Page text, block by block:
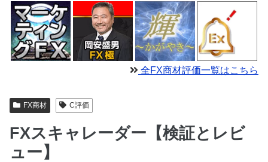
全FX商材評価一覧はこちら
FX商材 C評価
FXスキャレーダー【検証とレビ
ュー】